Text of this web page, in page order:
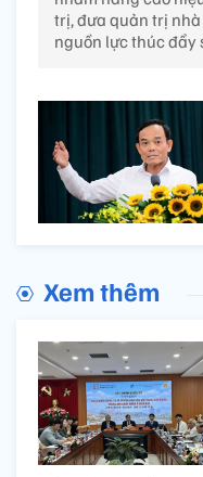
trị, đưa quản trị
nguồn lực thúc đẩy
Xem thêm